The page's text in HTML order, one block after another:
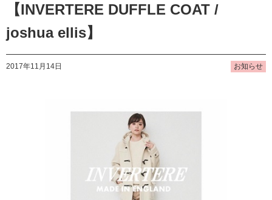
【INVERTERE DUFFLE COAT /
joshua ellis】
2017年11月14日 お知らせ